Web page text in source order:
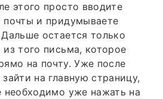
этого просто вводите
почты и придумываете
остается только
того письма, которое
на почту. Уже после
на главную страницу,
необходимо уже нажать на